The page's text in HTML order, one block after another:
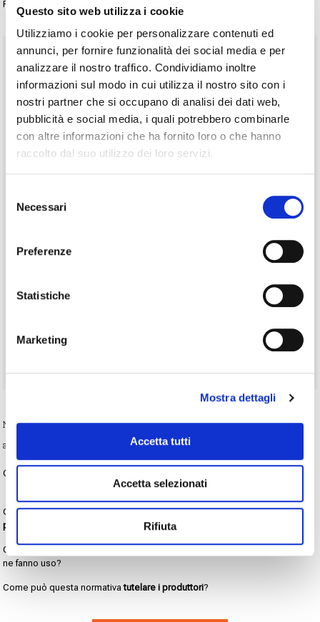
Questo sito web utilizza i cookie
Utilizziamo i cookie per personalizzare contenuti ed
annunci, per fornire funzionalità dei social media e per
analizzare il nostro traffico. Condividiamo inoltre
informazioni sul modo in cui utilizza il nostro sito con i
nostri partner che si occupano di analisi dei dati web,
pubblicità e social media, i quali potrebbero combinarle
con altre informazioni che ha fornito loro o che hanno
raccolto dal suo utilizzo dei loro servizi.
delNecessari
Preferenze
Statistiche
Marketing
Mostra dettagli
Accetta tutti
Accetta selezionati
Rifiuta
Facile da raggiungere, ha un ampio parcheggio.
Nimax e Antares Vision assieme per il primo seminario formativo dedicato
alle aziende del settore biomedicale.
Cosa significa
Quali tecnologie sono più adatte per unamarcatura industriale
permanente
Cosa prevede un sistema diispezione? Quali vantaggi per le aziende che
ne fanno uso?
Come può questa normativatutelare i produttori?